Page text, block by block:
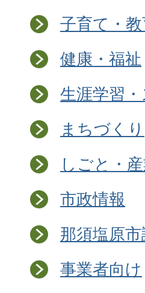
子育て・
健康・福祉
生涯学習
まちづくり
しごと・
市政情報
那須塩原
事業者向け